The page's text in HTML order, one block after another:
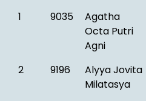
1
9035
Agatha
Octa Putri
Agni
2 9196
Alyya Jovita
Milatasya